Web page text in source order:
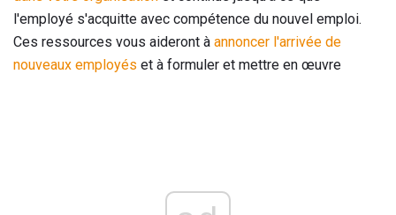
l'employé s'acquitte avec compétence du nouvel emploi.
Ces ressources vous aideront à annoncer l'arrivée de
nouveaux employés et à formuler et mettre en œuvre